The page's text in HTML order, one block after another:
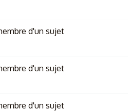
d'un sujet
d'un sujet
d'un sujet